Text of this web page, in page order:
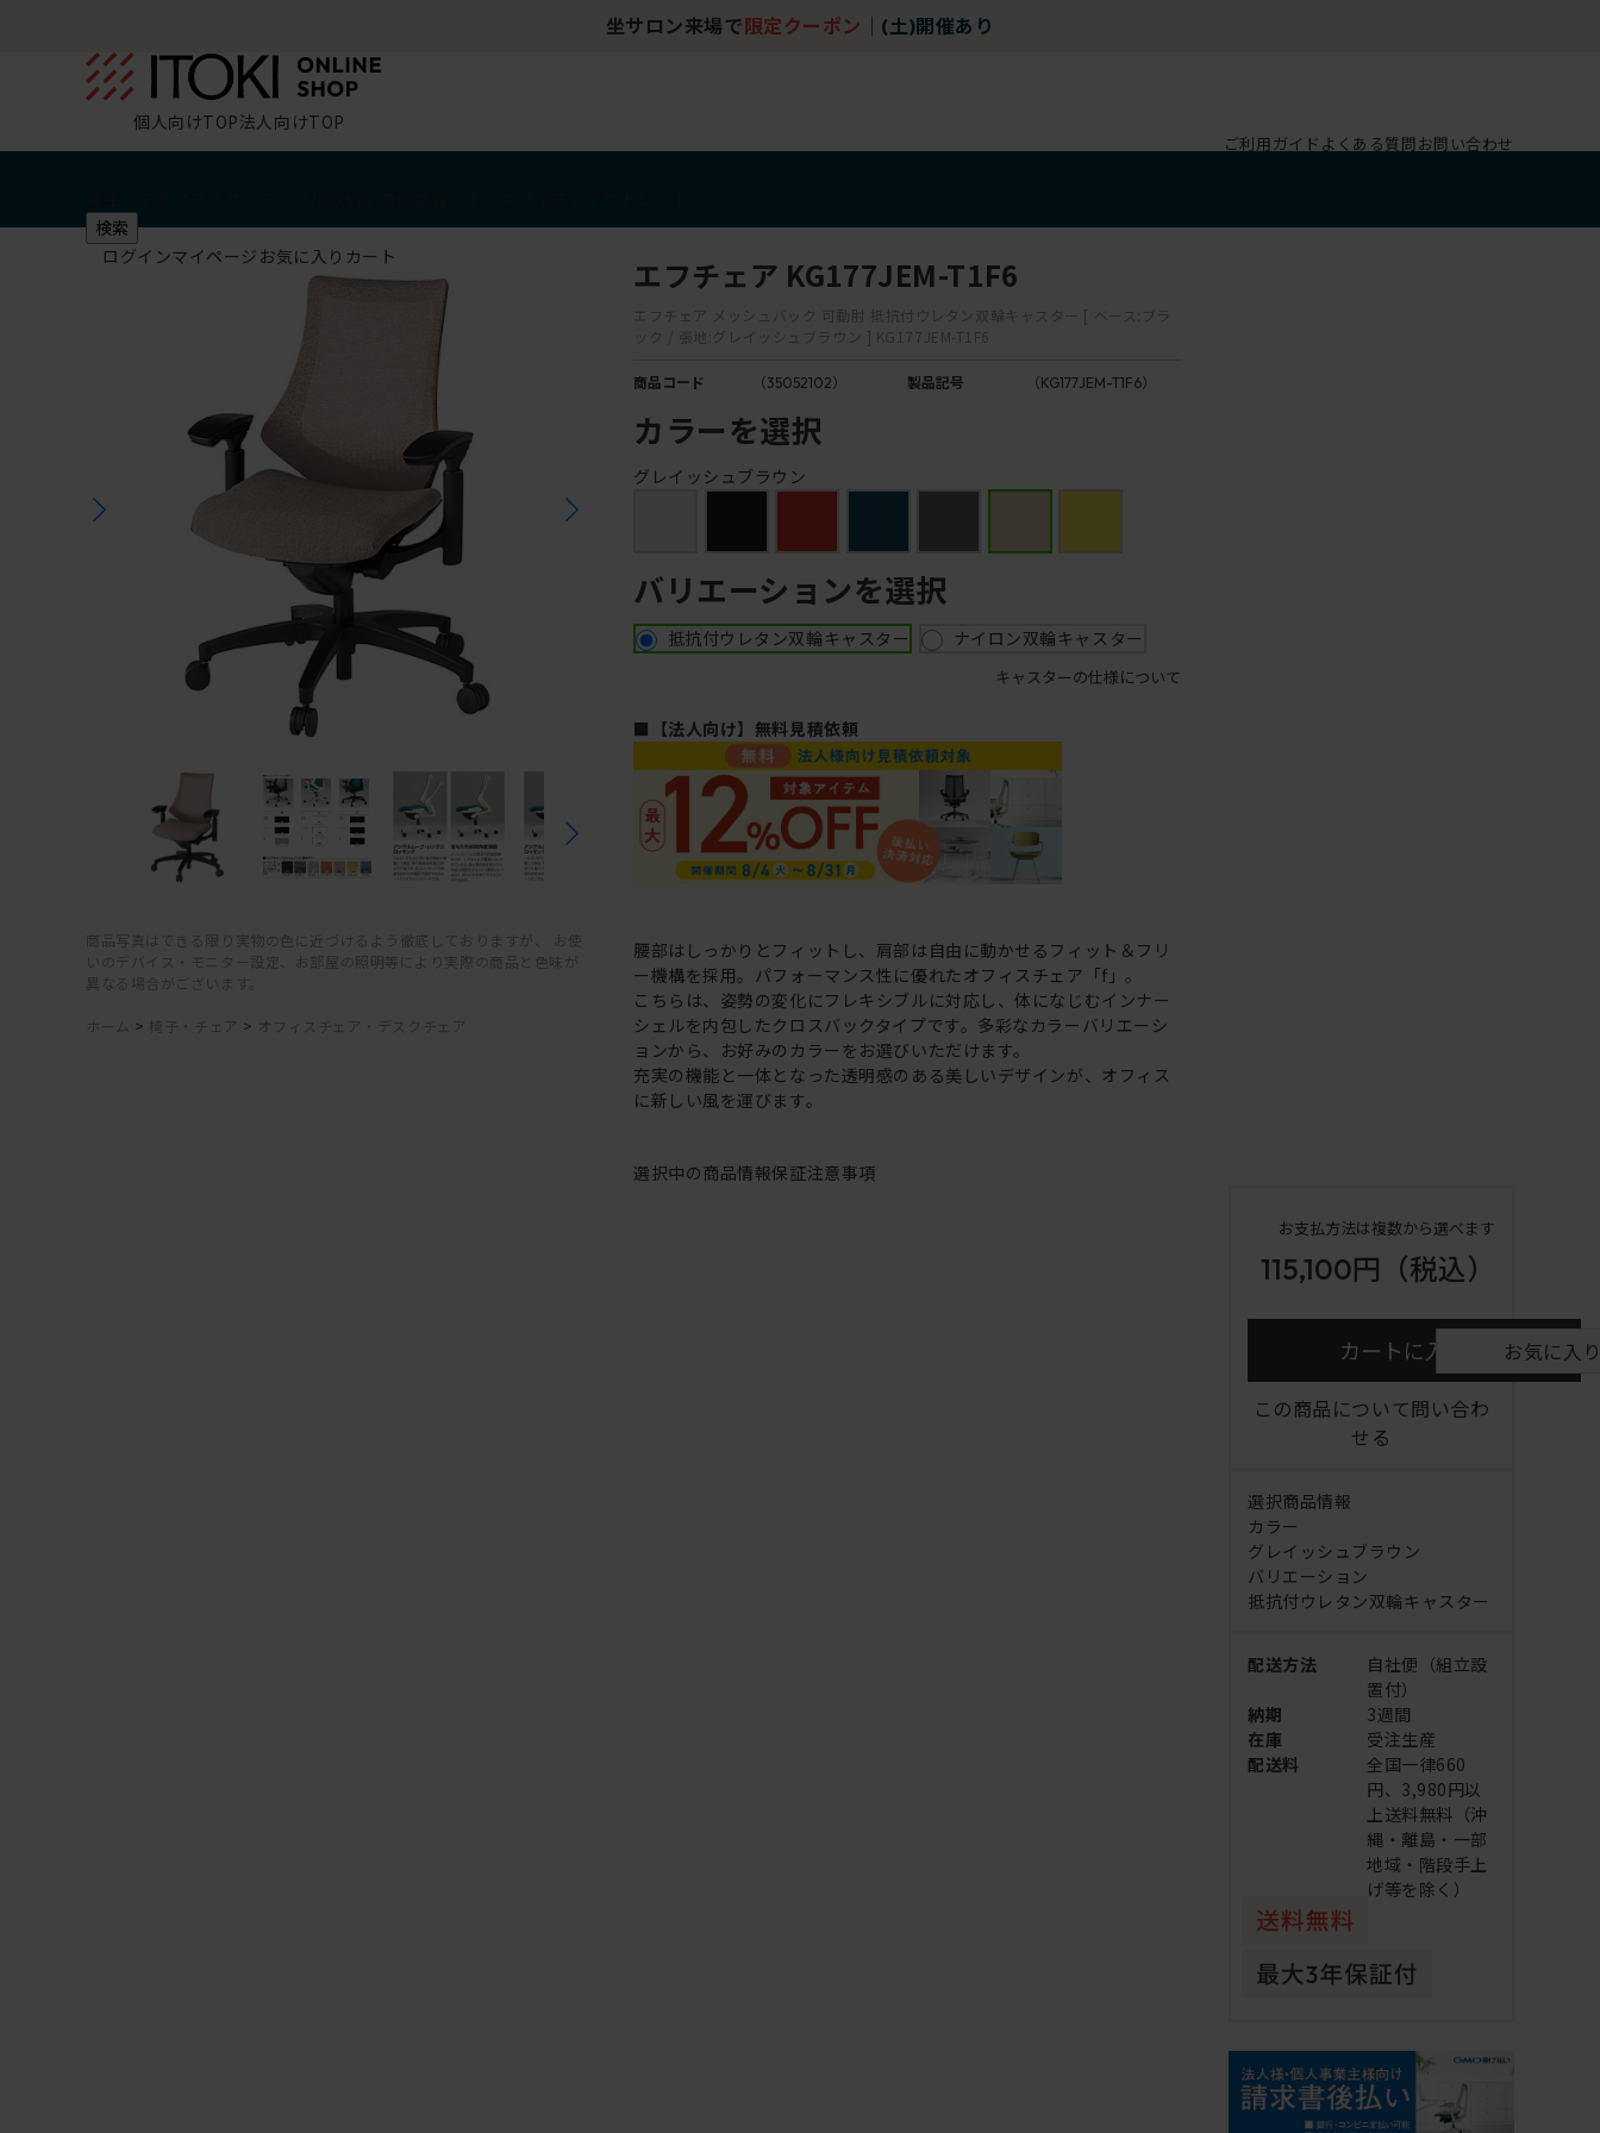
坐サロン来場で 限定クーポン (土)開催あり
個人向けTOP法人向けTOP
ご利用ガイド よくある質問お問い合わせ
検索
ログインマイページ お気に入り カート
商品写真はできる限り実物の色に近づけるよう徹底しておりますが、 お使
いのデバイス・モニター設定、お部屋の照明等により実際の商品と色味が
異なる場合がございます。
ホーム > 椅子・チェア > オフィスチェア・デスクチェア
エフチェア KG177JEM-T1F6
エフチェア メッシュバック 可動肘 抵抗付ウレタン双輪キャスター [ ベース:ブラ
ック / 張地:グレイッシュブラウン ] KG177JEM-T1F6
商品コード （35052102） 製品記号 （KG177JEM-T1F6）
カラーを選択
グレイッシュブラウン
バリエーションを選択
抵抗付ウレタン双輪キャスター ナイロン双輪キャスター
キャスターの仕様について
■【法人向け】無料見積依頼
腰部はしっかりとフィットし、肩部は自由に動かせるフィット＆フリ
ー機構を採用。パフォーマンス性に優れたオフィスチェア「f」。
こちらは、姿勢の変化にフレキシブルに対応し、体になじむインナー
シェルを内包したクロスバックタイプです。多彩なカラーバリエーシ
ョンから、お好みのカラーをお選びいただけます。
充実の機能と一体となった透明感のある美しいデザインが、オフィス
に新しい風を運びます。
選択中の商品情報保証注意事項
お支払方法は複数から選べます
115,100円 （税込）
カートに入れる お気に入
この商品について問い合わ
せる
選択商品情報
カラー
グレイッシュブラウン
バリエーション
抵抗付ウレタン双輪キャスター
配送方法
自社便（組立設
置付）
納期
3週間
在庫
受注生産
配送料
全国一律660
円、3,980円以
上送料無料（沖
縄・離島・一部
地域・階段手上
げ等を除く）